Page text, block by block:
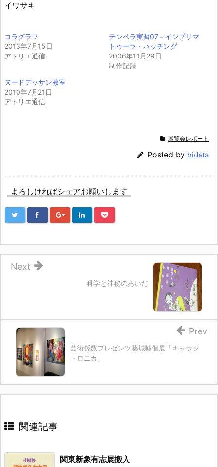
イワサキ
コラグラフ
2013年7月15日
アトリエ通信
テンペラ実習07－インプリマ
トゥーラ・ハッチング
2006年11月29日
制作記録
ヌードデッサン教室
2010年7月21日
アトリエ通信
展覧会レポート
Posted by hideta
よろしければシェアお願いします
科学と神秘のあいだ
Next
芸術係数プレゼンツ藤城嘘個展「キャラク
トロニカ」
Prev
関連記事
関東新象有志展搬入